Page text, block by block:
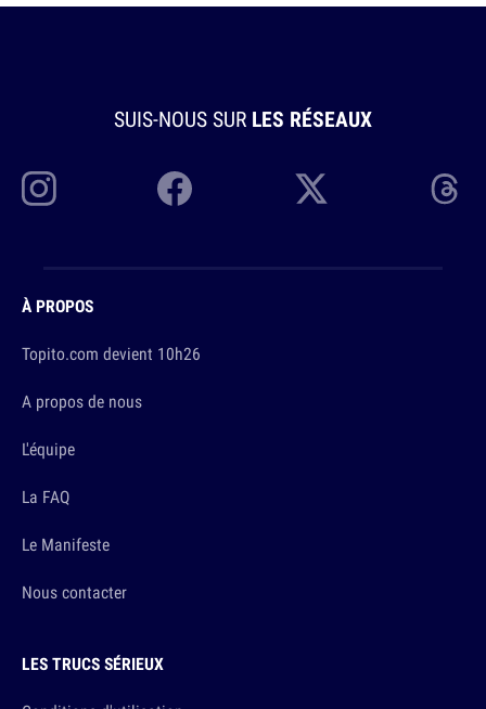
SUIS-NOUS SUR LES RÉSEAUX
À PROPOS
Topito.com devient 10h26
A propos de nous
L'équipe
La FAQ
Le Manifeste
Nous contacter
LES TRUCS SÉRIEUX